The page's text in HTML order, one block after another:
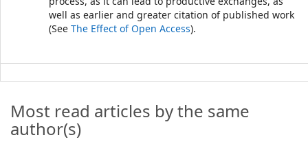
well as earlier and greater citation of published work
(See The Effect of Open Access).
Most read articles by the same
author(s)